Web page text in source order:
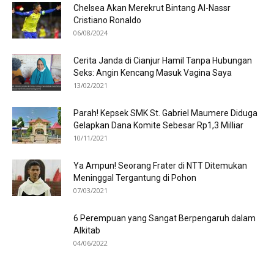
Chelsea Akan Merekrut Bintang Al-Nassr
Cristiano Ronaldo
06/08/2024
Cerita Janda di Cianjur Hamil Tanpa Hubungan
Seks: Angin Kencang Masuk Vagina Saya
13/02/2021
Parah! Kepsek SMK St. Gabriel Maumere Diduga
Gelapkan Dana Komite Sebesar Rp1,3 Milliar
10/11/2021
Ya Ampun! Seorang Frater di NTT Ditemukan
Meninggal Tergantung di Pohon
07/03/2021
6 Perempuan yang Sangat Berpengaruh dalam
Alkitab
04/06/2022